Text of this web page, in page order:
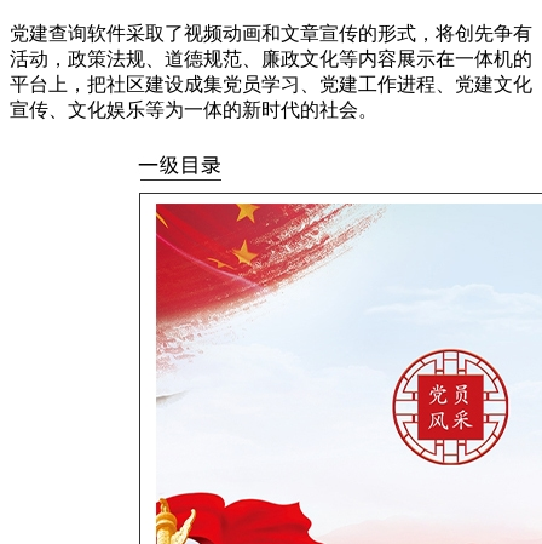
党建查询软件采取了视频动画和文章宣传的形式，将创先争有
活动，政策法规、道德规范、廉政文化等内容展示在一体机的
平台上，把社区建设成集党员学习、党建工作进程、党建文化
宣传、文化娱乐等为一体的新时代的社会。